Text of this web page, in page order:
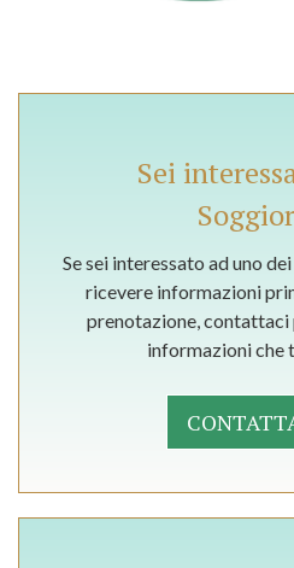
Sei
Se sei interessato ad uno
ricevere informazioni
prenotazione,
informazioni che